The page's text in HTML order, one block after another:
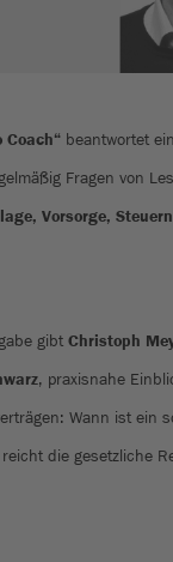
Coach“ beantwortet
Fragen von
Vorsorge,
gibt Christoph
, praxisnahe
Wann ist ein
die gesetzliche